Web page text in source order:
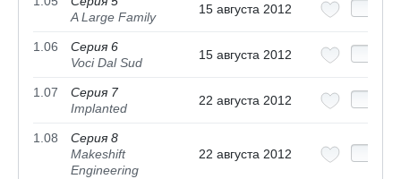
A Large Family
15 августа 2012
1.06
Серия 6
Voci Dal Sud
15 августа 2012
1.07
Серия 7
Implanted
22 августа 2012
1.08
Серия 8
Makeshift
Engineering
22 августа 2012